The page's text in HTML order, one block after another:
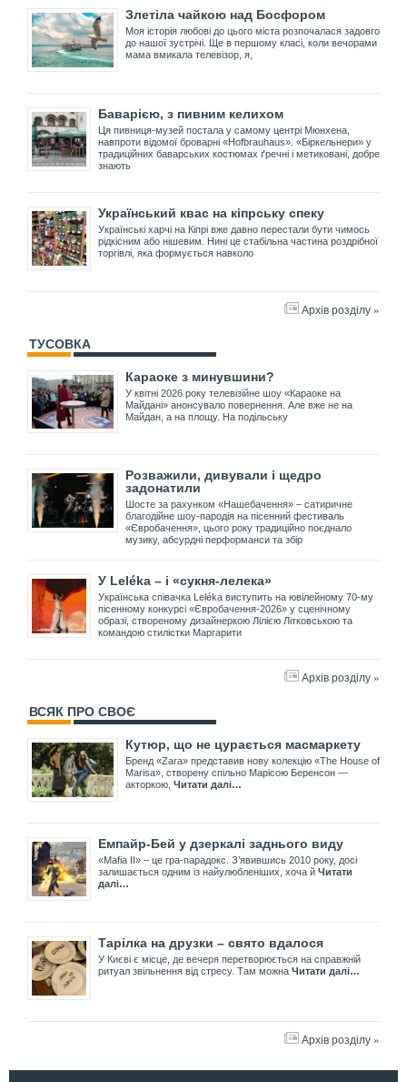
Злетіла чайкою над Босфором
Моя історія любові до цього міста розпочалася задовго
до нашої зустрічі. Ще в першому класі, коли вечорами
мама вмикала телевізор, я,
Баварією, з пивним келихом
Ця пивниця-музей постала у самому центрі Мюнхена,
навпроти відомої броварні «Hofbrauhaus». «Біркельнери» у
традиційних баварських костюмах ґречні і метиковані, добре
знають
Український квас на кіпрську спеку
Українські харчі на Кіпрі вже давно перестали бути чимось
рідкісним або нішевим. Нині це стабільна частина роздрібної
торгівлі, яка формується навколо
Архів розділу »
ТУСОВКА
Караоке з минувшини?
У квітні 2026 року телевізійне шоу «Караоке на
Майдані» анонсувало повернення. Але вже не на
Майдан, а на площу. На подільську
Розважили, дивували і щедро
задонатили
Шосте за рахунком «Нашебачення» – сатиричне
благодійне шоу-пародія на пісенний фестиваль
«Євробачення», цього року традиційно поєднало
музику, абсурдні перформанси та збір
У Leléka – і «сукня-лелека»
Українська співачка Leléka виступить на ювілейному 70-му
пісенному конкурсі «Євробачення-2026» у сценічному
образі, створеному дизайнеркою Лілією Літковською та
командою стилістки Маргарити
Архів розділу »
ВСЯК ПРО СВОЄ
Кутюр, що не цурається масмаркету
Бренд «Zara» представив нову колекцію «The House of
Marisa», створену спільно Марісою Беренсон —
акторкою, Читати далі…
Емпайр-Бей у дзеркалі заднього виду
«Mafia II» – це гра-парадокс. З’явившись 2010 року, досі
залишається одним із найулюбленіших, хоча й Читати
далі…
Тарілка на друзки – свято вдалося
У Києві є місце, де вечеря перетворюється на справжній
ритуал звільнення від стресу. Там можна Читати далі…
Архів розділу »